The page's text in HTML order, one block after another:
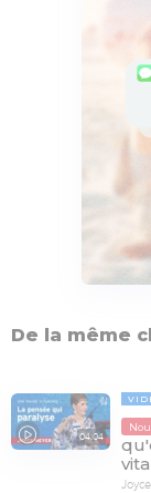
De la même
04:04